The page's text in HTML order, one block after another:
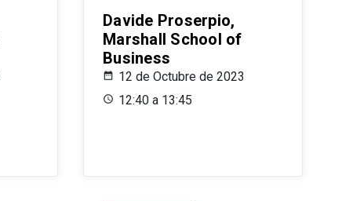
Davide Proserpio,
Marshall School of
Business
12 de Octubre de 2023
12:40 a 13:45